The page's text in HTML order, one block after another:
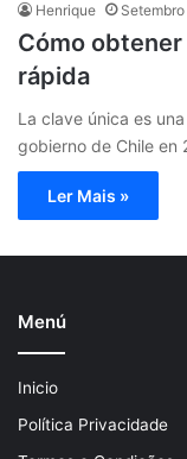
Henrique
Cómo
rápida
La clave única es
gobierno de Chile en
Ler Mais »
Menú
Inicio
Política Privacidade